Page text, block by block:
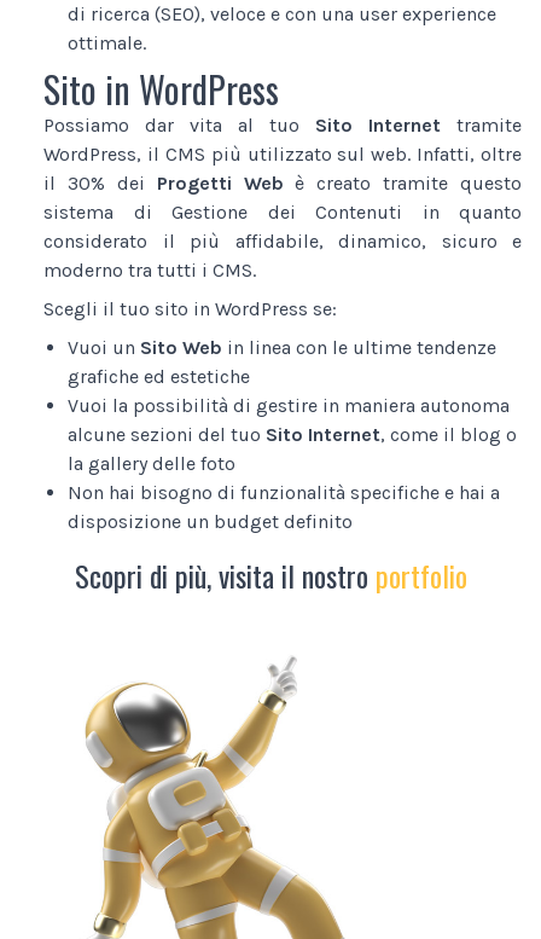
di ricerca (SEO), veloce e con una user experience
ottimale.
Sito in WordPress
Possiamo dar vita al tuo Sito Internet tramite
WordPress, il CMS più utilizzato sul web. Infatti, oltre
il 30% dei Progetti Web è creato tramite questo
sistema di Gestione dei Contenuti in quanto
considerato il più affidabile, dinamico, sicuro e
moderno tra tutti i CMS.
Scegli il tuo sito in WordPress se:
Vuoi un Sito Web in linea con le ultime tendenze
grafiche ed estetiche
Vuoi la possibilità di gestire in maniera autonoma
alcune sezioni del tuo Sito Internet, come il blog o
la gallery delle foto
Non hai bisogno di funzionalità specifiche e hai a
disposizione un budget definito
Scopri di più, visita il nostro portfolio